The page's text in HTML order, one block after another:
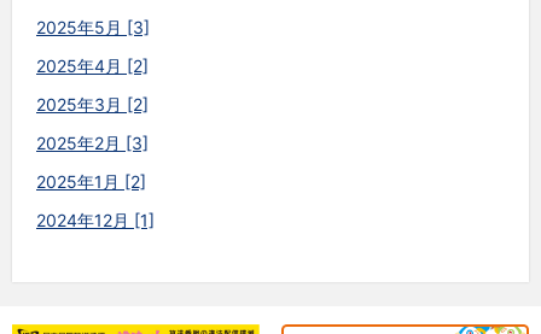
2025年5月 [3]
2025年4月 [2]
2025年3月 [2]
2025年2月 [3]
2025年1月 [2]
2024年12月 [1]